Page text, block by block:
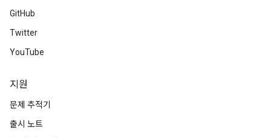
GitHub
Twitter
YouTube
지원
문제 추적기
출시 노트